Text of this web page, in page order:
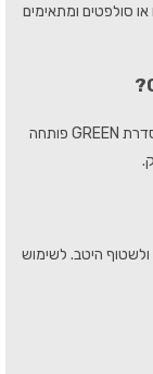
סולפטים ומתאימים
סדרת GOLD מתאימה לשיער רגיל עד שמנוני, בעוד שסדרת GREEN פותחה
לח לאחר חפיפה, להמתין 3-5 דקות ולשטוף היטב. לשימוש